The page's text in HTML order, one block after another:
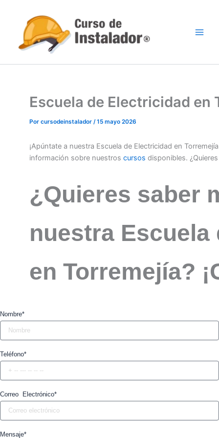
contenido
Escuela de Electricidad en
Por cursodeinstalador /15 mayo 2026
¡Apúntate a nuestra Escuela de Electricidad en
información sobre nuestros cursos disponibles.
¿Quieres saber
nuestra
en Torremejía?
Nombre*
Teléfono*
Correo Electrónico*
Mensaje*